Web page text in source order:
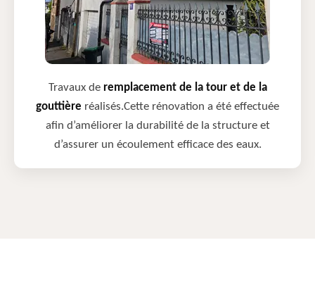
Travaux de remplacement de la tour et de la
gouttière réalisés.Cette rénovation a été effectuée
afin d’améliorer la durabilité de la structure et
d’assurer un écoulement efficace des eaux.